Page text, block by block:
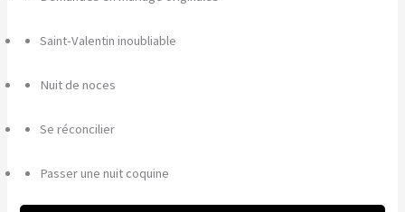
Saint-Valentin inoubliable
Nuit de noces
Se réconcilier
Passer une nuit coquine